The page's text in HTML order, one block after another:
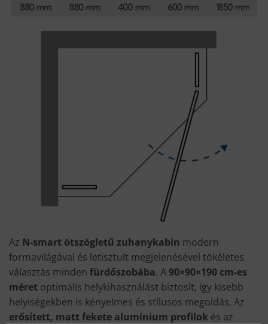
Az N-smart ötszögletű zuhanykabin modern
formavilágával és letisztult megjelenésével tökéletes
választás minden fürdőszobába. A90×90×190 cm-es
méret optimális helykihasználást biztosít, így kisebb
helyiségekben is kényelmes és stílusos megoldás. Az
erősített, matt fekete alumínium profilok és az